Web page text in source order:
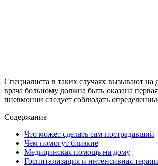
Специалиста в таких случаях вызывают на
врача больному должна быть оказана
пневмонии следует соблюдать
Содержание
Что может сделать сам пострадавший
Чем помогут близкие
Медицинская помощь на дому
Госпитализация и интенсивная